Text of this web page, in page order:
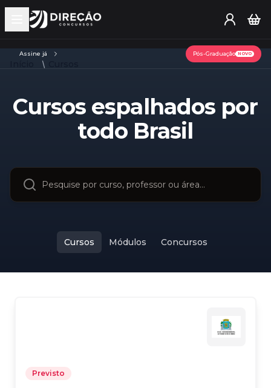
Open main menu
Assine já Pós-Graduação NOVO
Cursos espalhados por
todo Brasil
Cursos Módulos Concursos
Previsto